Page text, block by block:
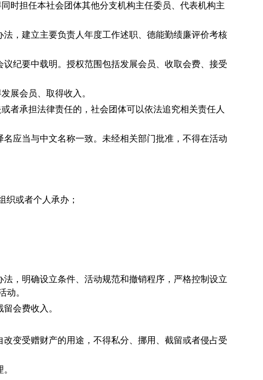
时担任本社会团体其他分支机构主任委员、代表机构主
，建立主要负责人年度工作述职、德能勤绩廉评价考核
纪要中载明。授权范围包括发展会员、收取会费、接受
展会员、取得收入。
者承担法律责任的，社会团体可以依法追究相关责任人
应当与中文名称一致。未经相关部门批准，不得在活动
织或者个人承办；
，明确设立条件、活动规范和撤销程序，严格控制设立
动。
会费收入。
变受赠财产的用途，不得私分、挪用、截留或者侵占受